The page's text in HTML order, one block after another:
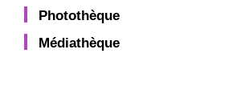
Photothèque
Médiathèque